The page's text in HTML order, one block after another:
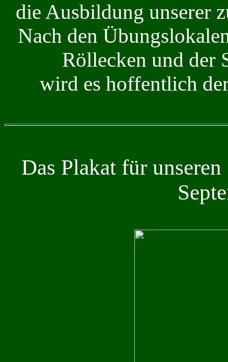
die Ausbildung unserer
Nach den
Röllecken und der
wird es hoffentlich
Das Plakat für